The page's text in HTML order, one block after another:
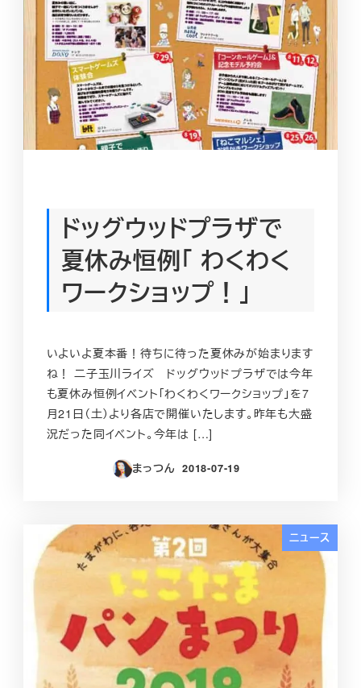
ドッグウッドプラザで
夏休み恒例「 わくわく
ワークショップ！」
いよいよ夏本番！待ちに待った夏休みが始まります
ね！ 二子玉川ライズ ドッグウッドプラザでは今年
も夏休み恒例イベント「わくわくワークショップ」を7
月21日（土）より各店で開催いたします。昨年も大盛
況だった同イベント。今年は […]
まっつん
投稿日
2018-07-19
ニュース